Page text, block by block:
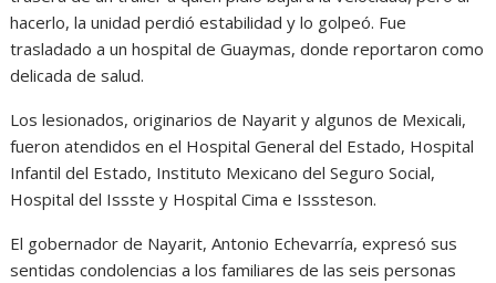
hacerlo, la unidad perdió estabilidad y lo golpeó. Fue
trasladado a un hospital de Guaymas, donde reportaron como
delicada de salud.
Los lesionados, originarios de Nayarit y algunos de Mexicali,
fueron atendidos en el Hospital General del Estado, Hospital
Infantil del Estado, Instituto Mexicano del Seguro Social,
Hospital del Issste y Hospital Cima e Isssteson.
El gobernador de Nayarit, Antonio Echevarría, expresó sus
sentidas condolencias a los familiares de las seis personas